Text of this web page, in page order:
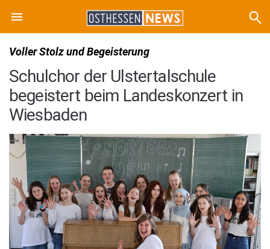
Voller Stolz und Begeisterung
Schulchor der Ulstertalschule
begeistert beim Landeskonzert in
Wiesbaden